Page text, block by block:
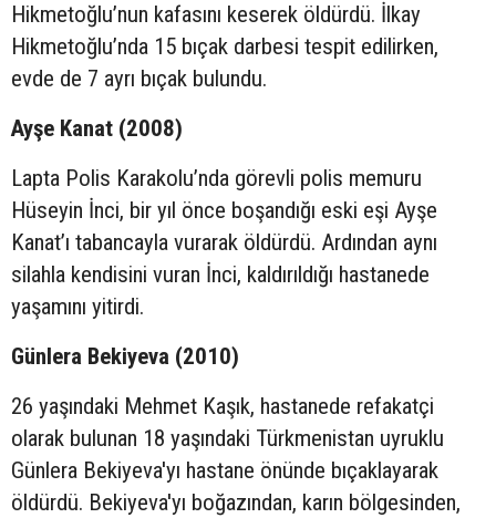
Hikmetoğlu’nun kafasını keserek öldürdü. İlkay
Hikmetoğlu’nda 15 bıçak darbesi tespit edilirken,
evde de 7 ayrı bıçak bulundu.
Ayşe Kanat (2008)
Lapta Polis Karakolu’nda görevli polis memuru
Hüseyin İnci, bir yıl önce boşandığı eski eşi Ayşe
Kanat’ı tabancayla vurarak öldürdü. Ardından aynı
silahla kendisini vuran İnci, kaldırıldığı hastanede
yaşamını yitirdi.
Günlera Bekiyeva (2010)
26 yaşındaki Mehmet Kaşık, hastanede refakatçi
olarak bulunan 18 yaşındaki Türkmenistan uyruklu
Günlera Bekiyeva'yı hastane önünde bıçaklayarak
öldürdü. Bekiyeva'yı boğazından, karın bölgesinden,